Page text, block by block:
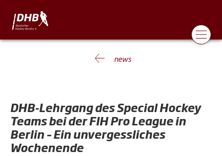
news
DHB-Lehrgang des Special Hockey
Teams bei der FIH Pro League in
Berlin – Ein unvergessliches
Wochenende